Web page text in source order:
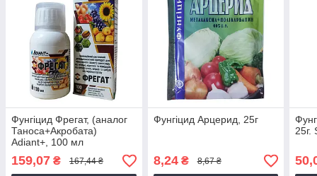
Фунгіцид Фрегат, (аналог
Таноса+Акробата)
Adiant+, 100 мл
159,07 ₴ 167,44 ₴
Фунгіцид Арцерид, 25г
8,24₴ 8,67 ₴
25г.